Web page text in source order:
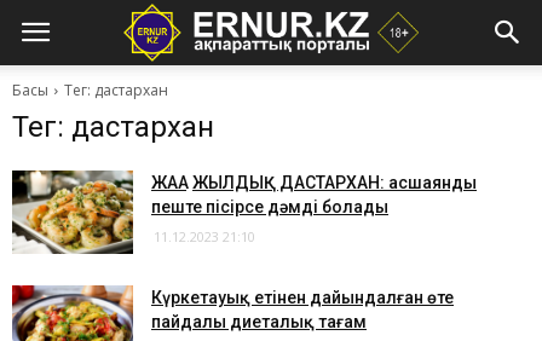
Басы Тег: дастархан
Тег: дастархан
ЖАҢА ЖЫЛДЫҚ ДАСТАРХАН: асшаянды
пеште пісірсе дәмді болады
11.12.2023 21:10
Күркетауық етінен дайындалған өте
пайдалы диеталық тағам